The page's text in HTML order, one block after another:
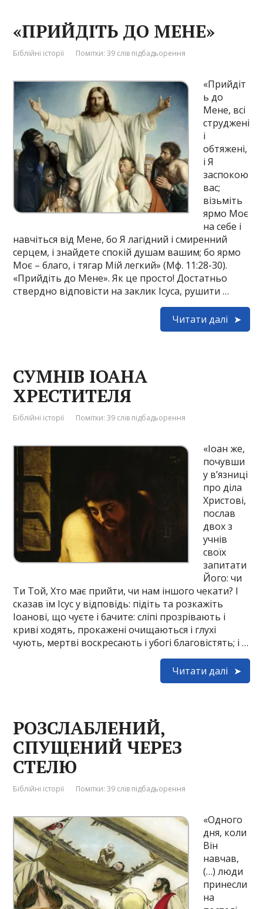
«ПРИЙДІТЬ ДО МЕНЕ»
Біблійні історії Помітки:39 слів підбадьорення
«Прийдіт
ь до
Мене, всі
струджені
і
обтяжені,
і Я
заспокою
вас;
візьміть
ярмо Моє
на себе і
навчіться від Мене, бо Я лагідний і смиренний
серцем, і знайдете спокій душам вашим; бо ярмо
Моє – благо, і тягар Мій легкий» (Мф. 11:28-30).
«Прийдіть до Мене». Як це просто! Достатньо
ствердно відповісти на заклик Ісуса, рушити …
Читати далі
СУМНІВ ІОАНА
ХРЕСТИТЕЛЯ
Біблійні історії Помітки:39 слів підбадьорення
«Іоан же,
почувши
у в’язниці
про діла
Христові,
послав
двох з
учнів
своїх
запитати
Його: чи
Ти Той, Хто має прийти, чи нам іншого чекати? І
сказав їм Ісус у відповідь: підіть та розкажіть
Іоанові, що чуєте і бачите: сліпі прозрівають і
криві ходять, прокажені очищаються і глухі
чують, мертві воскресають і убогі благовістять; і …
Читати далі
РОЗСЛАБЛЕНИЙ,
СПУЩЕНИЙ ЧЕРЕЗ
СТЕЛЮ
Біблійні історії Помітки:39 слів підбадьорення
«Одного
дня, коли
Він
навчав,
(…) люди
принесли
на